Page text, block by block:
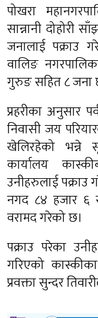
पोखरा
सान्नानी दोहोरी
जनालाई पक्राउ
वालिङ
गुरुङ सहित ८ जना
प्रहरीका अनुसार
निवासी जय
खेलिरहेको भन्ने
कार्यालय
उनीहरुलाई पक्राउ
नगद ८४ हजार
वरामद गरेको छ।
पक्राउ परेका
गरिएको कास्कीका
प्रवक्ता सुन्दर